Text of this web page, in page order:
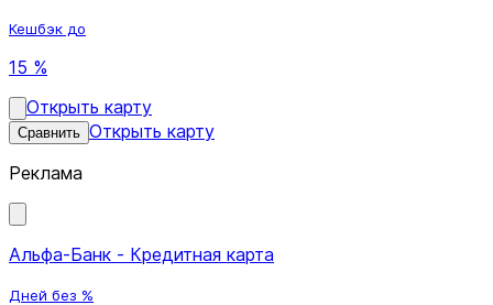
Кешбэк до
15 %
Открыть карту
Сравнить Открыть карту
Реклама
Альфа-Банк - Кредитная карта
Дней без %